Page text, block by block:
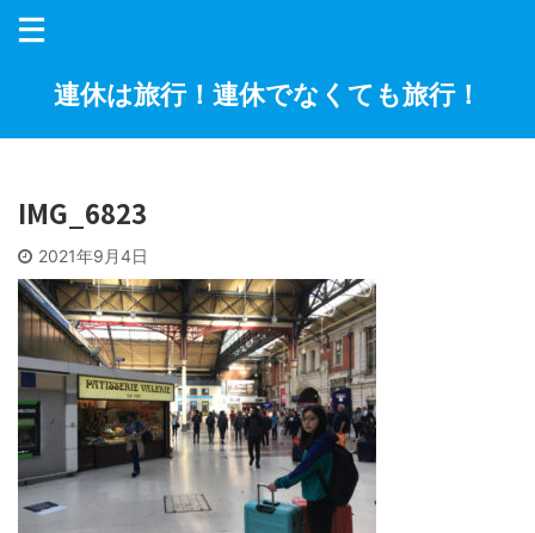
連休は旅行！連休でなくても旅行！
IMG_6823
2021年9月4日